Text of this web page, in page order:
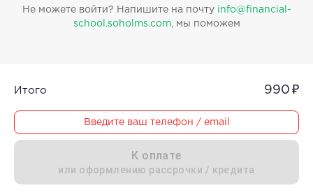
Не можете войти? Напишите на почту info@financial-
school.soholms.com, мы поможем
Итого 990 ₽
Введите ваш телефон / email
К оплате
или оформлению рассрочки / кредита